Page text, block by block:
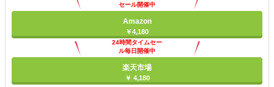
セール開催中
Amazon
￥4,180
24時間タイムセー
ル毎日開催中
楽天市場
￥ 4,180